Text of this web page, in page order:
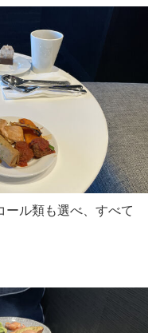
ール類も選べ、すべて